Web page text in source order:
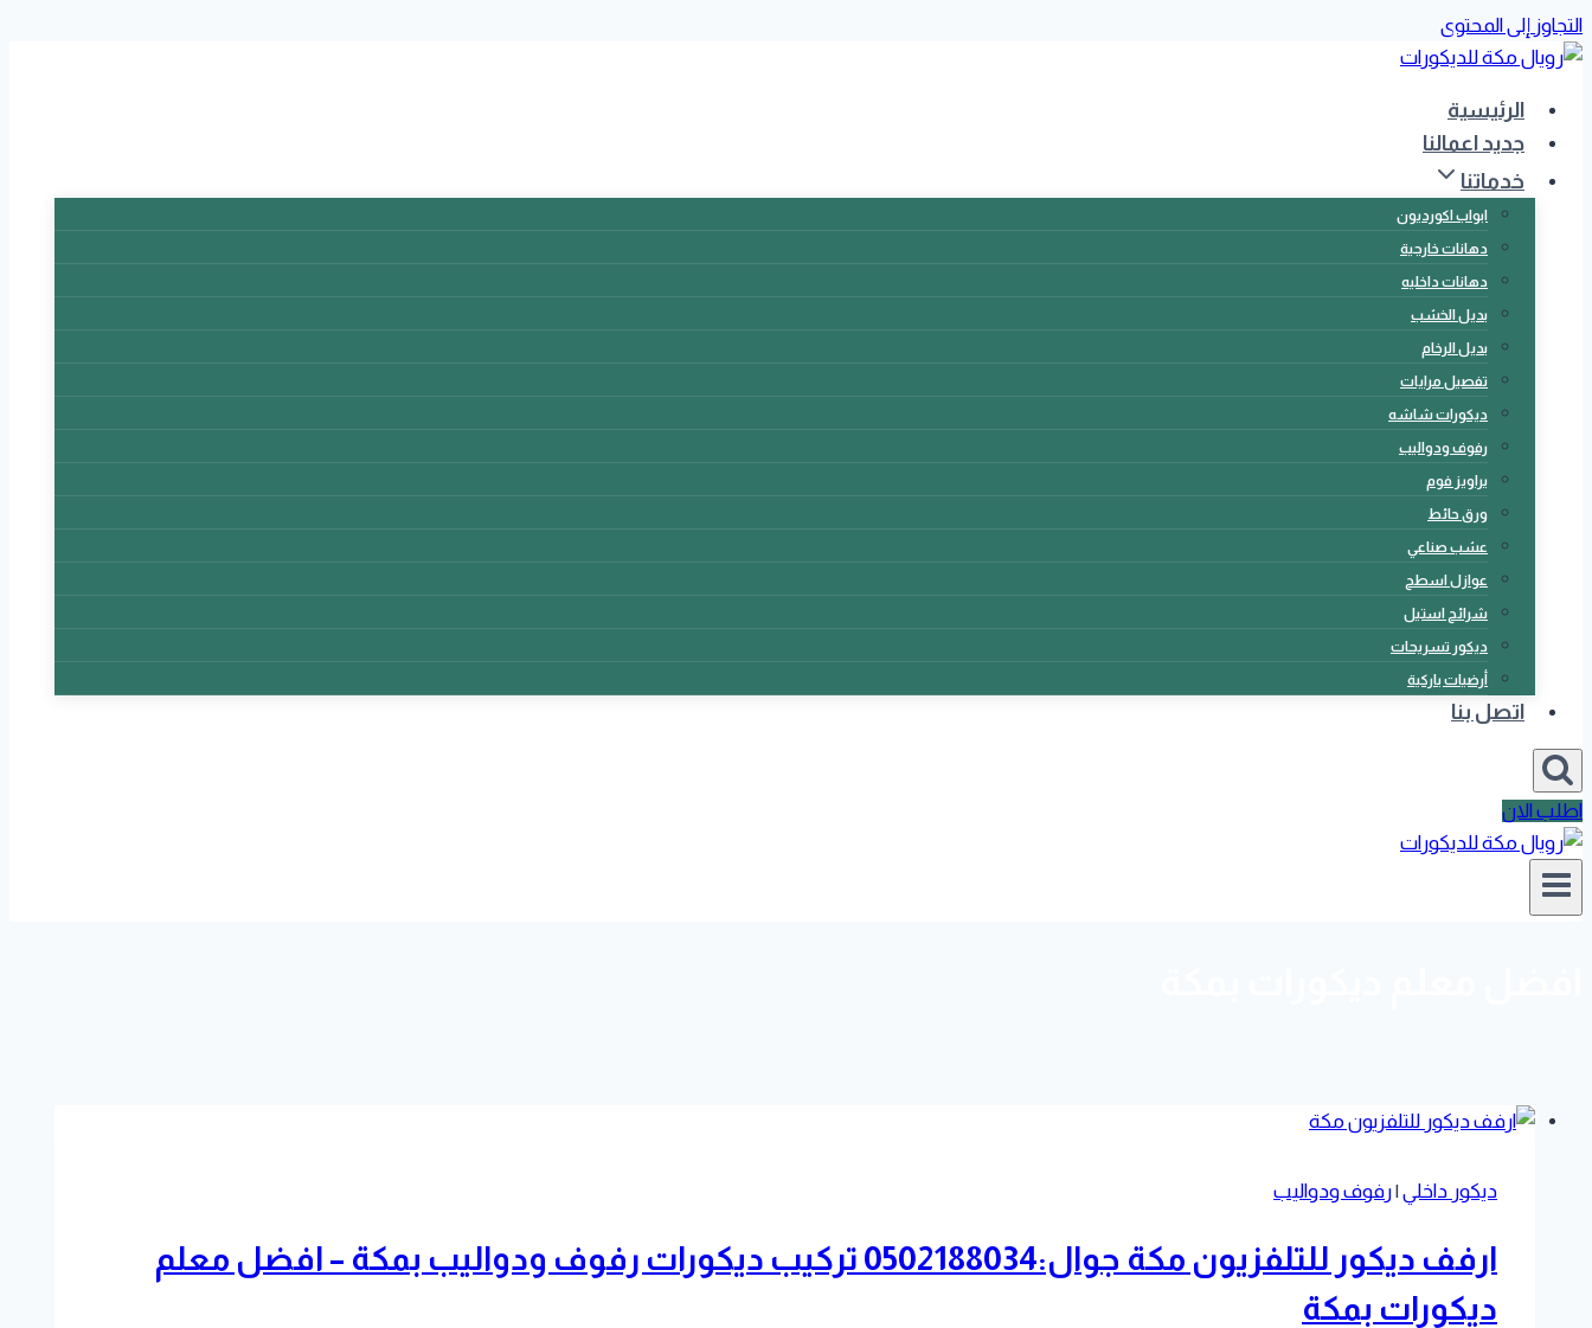
التجاوز إلى المحتوى
الرئيسية
جديد اعمالنا
خدماتنا
ابواب اكورديون
دهانات خارجية
دهانات داخليه
بديل الخشب
بديل الرخام
تفصيل مرايات
ديكورات شاشه
رفوف ودواليب
براويز فوم
ورق حائط
عشب صناعي
عوازل اسطح
شرائح استيل
ديكور تسريحات
أرضيات باركية
اتصل بنا
اطلب الان
ديكور داخلي|رفوف ودواليب
ارفف ديكور للتلفزيون مكة جوال:0502188034 تركيب ديكورات رفوف ودواليب بمكة – افضل معلم
ديكورات بمكة